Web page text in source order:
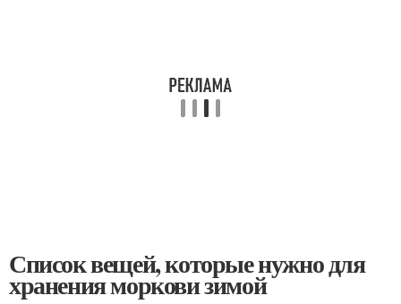
Список вещей, которые нужно для
хранения моркови зимой